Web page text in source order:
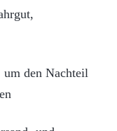
um den Nachteil